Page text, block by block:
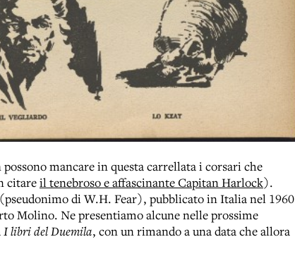
mancare in questa carrellata i corsari che
citareil tenebroso e affascinante Capitan Harlock).
di W.H. Fear), pubblicato in Italia nel 1960
Molino. Ne presentiamo alcune nelle prossime
I libri del Duemila, con un rimando a una data che allora